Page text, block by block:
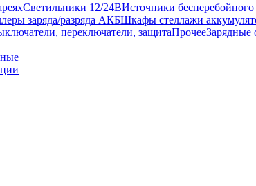
Светильники 12/24ВИсточники
заряда/разряда АКБШкафы стеллажи
переключатели, защитаПрочееЗарядные